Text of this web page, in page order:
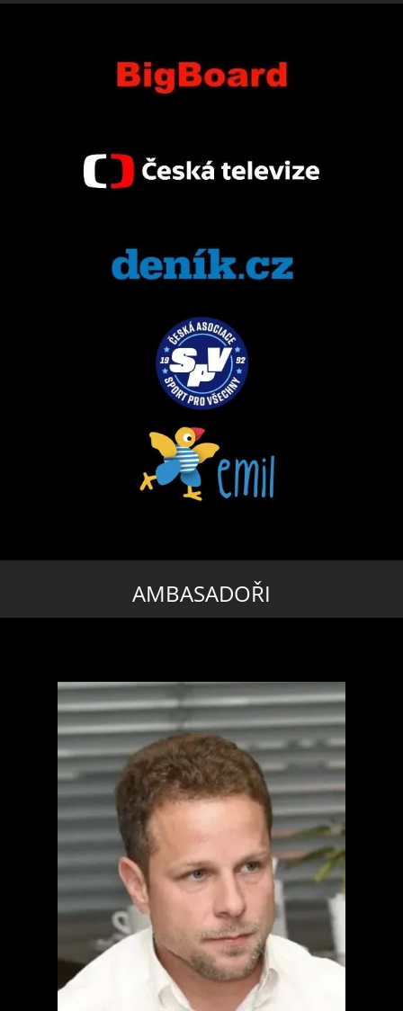
AMBASADOŘI